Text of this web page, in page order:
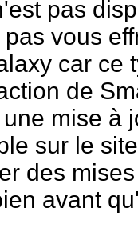
pas
vous
car ce
de
mise à
sur le
des
avant